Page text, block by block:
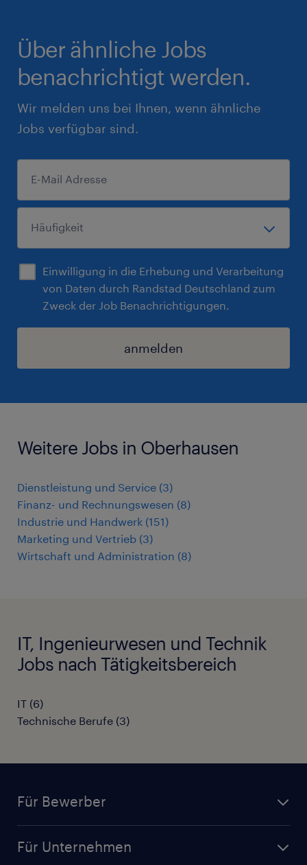
Über ähnliche Jobs
benachrichtigt werden.
Wir melden uns bei Ihnen, wenn ähnliche
Jobs verfügbar sind.
Einwilligung in die Erhebung und Verarbeitung
von Daten durch Randstad Deutschland zum
Zweck der Job Benachrichtigungen.
anmelden
Weitere Jobs in Oberhausen
Dienstleistung und Service (3)
Finanz- und Rechnungswesen (8)
Industrie und Handwerk (151)
Marketing und Vertrieb (3)
Wirtschaft und Administration (8)
IT, Ingenieurwesen und Technik
Jobs nach Tätigkeitsbereich
IT (6)
Technische Berufe (3)
Für Bewerber
Für Unternehmen